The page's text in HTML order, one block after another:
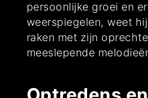
persoonlijke groei en
weerspiegelen, weet
raken met zijn
meeslepende